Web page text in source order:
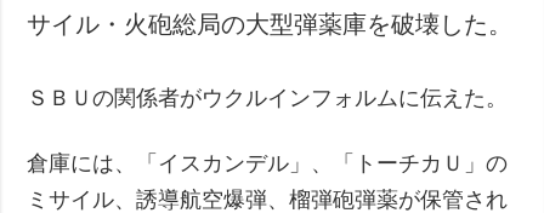
サイル・火砲総局の大型弾薬庫を破壊した。
ＳＢＵの関係者がウクルインフォルムに伝えた。
倉庫には、「イスカンデル」、「トーチカＵ」の
ミサイル、誘導航空爆弾、榴弾砲弾薬が保管され